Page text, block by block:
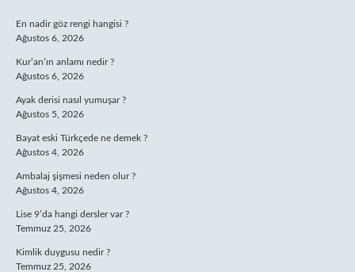
En nadir göz rengi hangisi ?
Ağustos 6, 2026
Kur’an’ın anlamı nedir ?
Ağustos 6, 2026
Ayak derisi nasıl yumuşar ?
Ağustos 5, 2026
Bayat eski Türkçede ne demek ?
Ağustos 4, 2026
Ambalaj şişmesi neden olur ?
Ağustos 4, 2026
Lise 9’da hangi dersler var ?
Temmuz 25, 2026
Kimlik duygusu nedir ?
Temmuz 25, 2026